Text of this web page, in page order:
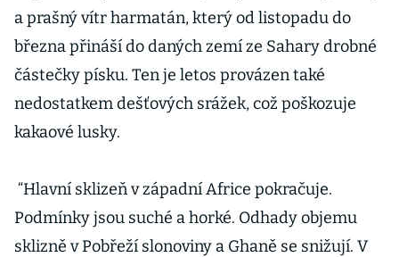
a prašný vítr harmatán, který od listopadu do
března přináší do daných zemí ze Sahary drobné
částečky písku. Ten je letos provázen také
nedostatkem dešťových srážek, což poškozuje
kakaové lusky.
“Hlavní sklizeň v západní Africe pokračuje.
Podmínky jsou suché a horké. Odhady objemu
sklizně v Pobřeží slonoviny a Ghaně se snižují. V